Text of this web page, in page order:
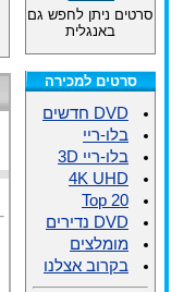
סרטים ניתן לחפש גם
באנגלית
סרטים למכירה
DVD חדשים
בלו-ריי
בלו-ריי 3D
4K UHD
Top 20
DVD נדירים
מומלצים
בקרוב אצלנו